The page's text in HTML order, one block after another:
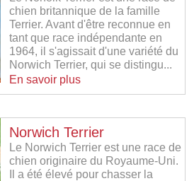
chien britannique de la famille
Terrier. Avant d'être reconnue en
tant que race indépendante en
1964, il s'agissait d'une variété du
Norwich Terrier, qui se distingu...
En savoir plus
Norwich Terrier
Le Norwich Terrier est une race de
chien originaire du Royaume-Uni.
Il a été élevé pour chasser la